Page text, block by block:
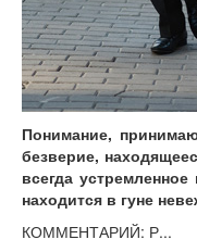
Понимание,
безверие,
всегда
находится в гуне
КОММЕНТАРИЙ: Р...